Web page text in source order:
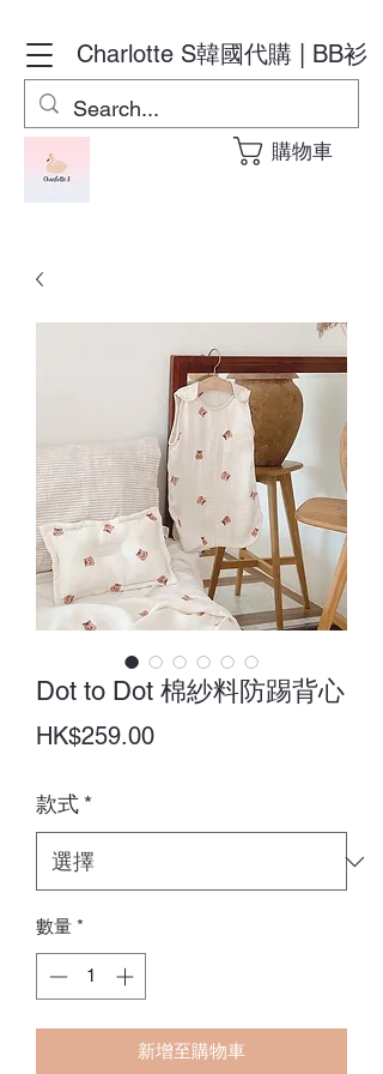
Charlotte S韓國代購 | BB衫
購物車
Dot to Dot 棉紗料防踢背心
HK$259.00價
款式 *
數量 *
新增至購物車